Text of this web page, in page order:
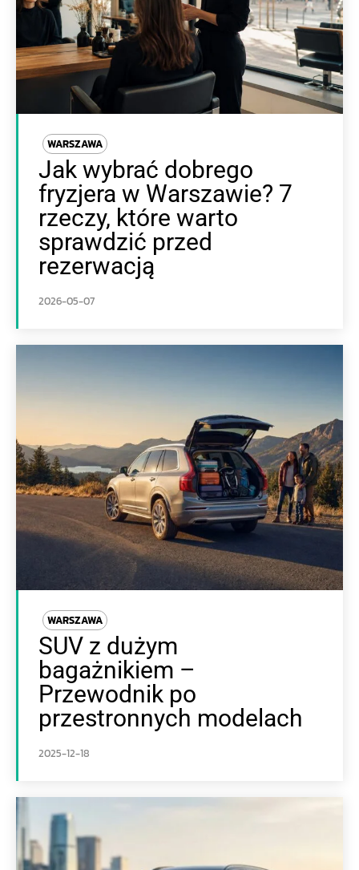
WARSZAWA
Jak wybrać dobrego
fryzjera w Warszawie? 7
rzeczy, które warto
sprawdzić przed
rezerwacją
2026-05-07
WARSZAWA
SUV z dużym
bagażnikiem –
Przewodnik po
przestronnych modelach
2025-12-18